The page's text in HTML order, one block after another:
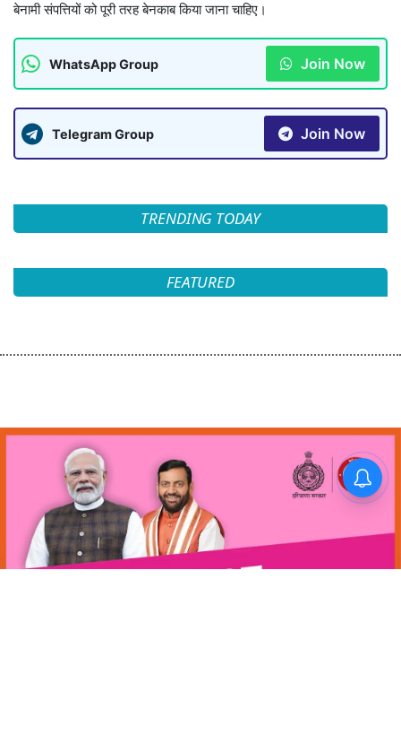
बेनामी संपत्तियों को पूरी तरह बेनकाब किया जाना चाहिए।
WhatsApp Group Join Now
Telegram Group Join Now
TRENDING TODAY
FEATURED